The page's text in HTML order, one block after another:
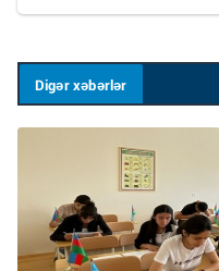
Digər xəbərlər